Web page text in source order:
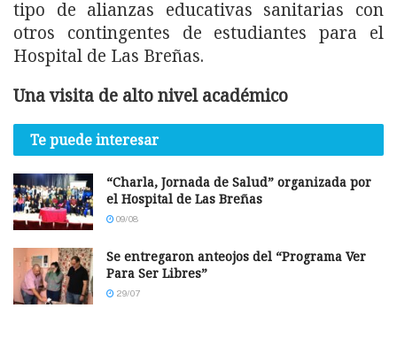
tipo de alianzas educativas sanitarias con
otros contingentes de estudiantes para el
Hospital de Las Breñas.
Una visita de alto nivel académico
Te puede interesar
“Charla, Jornada de Salud” organizada por
el Hospital de Las Breñas
09/08
Se entregaron anteojos del “Programa Ver
Para Ser Libres”
29/07